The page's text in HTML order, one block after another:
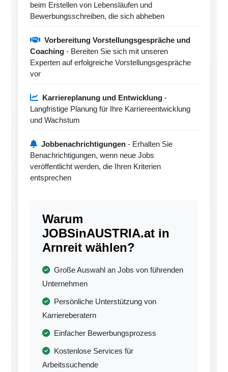
beim Erstellen von Lebensläufen und
Bewerbungsschreiben, die sich abheben
Vorbereitung Vorstellungsgespräche und
Coaching - Bereiten Sie sich mit unseren
Experten auf erfolgreiche Vorstellungsgespräche
vor
Karriereplanung und Entwicklung -
Langfristige Planung für Ihre Karriereentwicklung
und Wachstum
Jobbenachrichtigungen - Erhalten Sie
Benachrichtigungen, wenn neue Jobs
veröffentlicht werden, die Ihren Kriterien
entsprechen
Warum
JOBSinAUSTRIA.at in
Arnreit wählen?
Große Auswahl an Jobs von führenden
Unternehmen
Persönliche Unterstützung von
Karriereberatern
Einfacher Bewerbungsprozess
Kostenlose Services für
Arbeitssuchende